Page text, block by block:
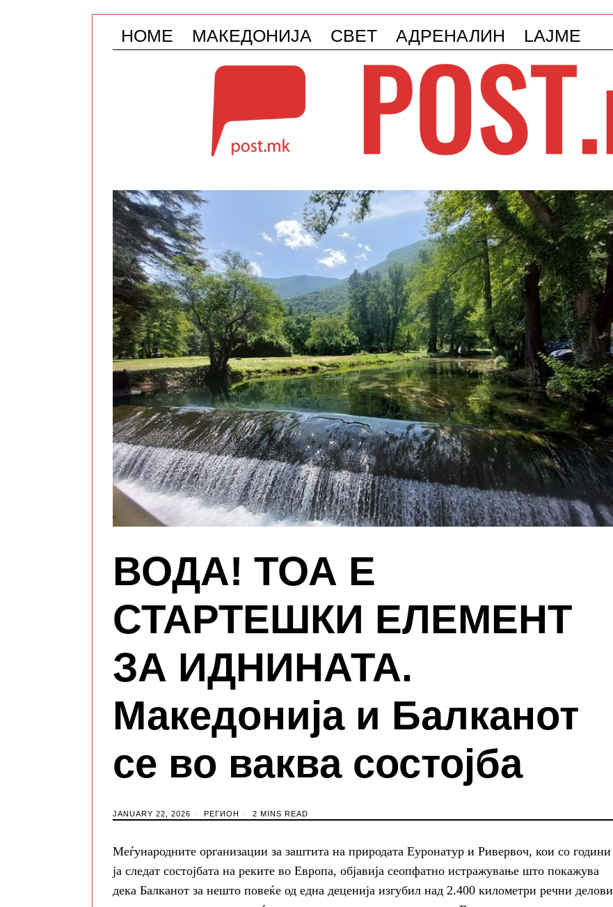
HOME МАКЕДОНИЈА СВЕТ АДРЕНАЛИН LAJME
ВОДА! ТОА Е
СТАРТЕШКИ ЕЛЕМЕНТ
ЗА ИДНИНАТА.
Македонија и Балканот
се во ваква состојба
JANUARY 22, 2026 РЕГИОН 2 MINS READ
Меѓународните организации за заштита на природата Еуронатур и Ривервоч, кои со години
ја следат состојбата на реките во Европа, објавија сеопфатно истражување што покажува
дека Балканот за нешто повеќе од една деценија изгубил над 2.400 километри речни делови